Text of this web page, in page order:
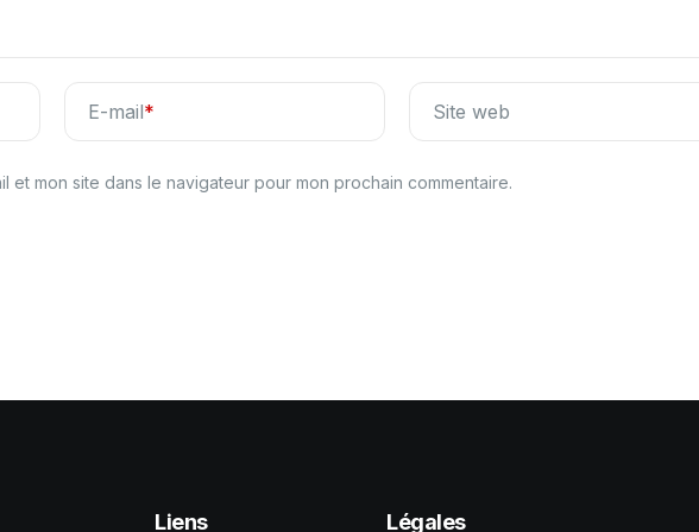
E-mail* Site web
et mon site dans le navigateur pour mon prochain commentaire.
Liens Légales